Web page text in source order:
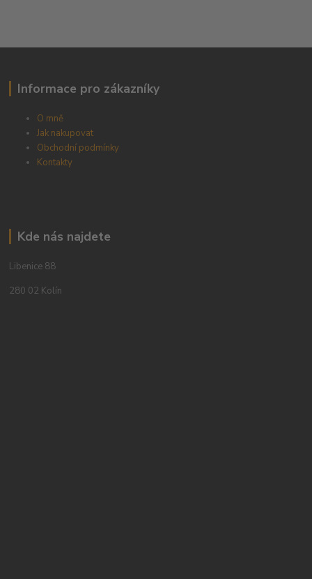
Informace pro zákazníky
O mně
Jak nakupovat
Obchodní podmínky
Kontakty
Kde nás najdete
Libenice 88
280 02 Kolín